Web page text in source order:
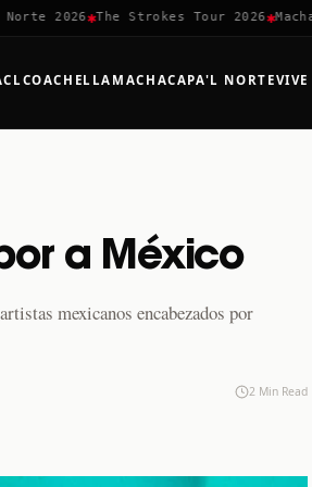
2026✱The Strokes Tour 2026✱
COACHELLA MACHACAPA'L NORTE
a México
mexicanos encabezados por
2 Min Read